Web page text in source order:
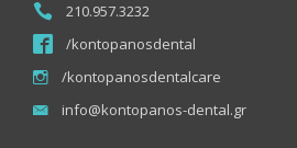
210.957.3232
/kontopanosdental
/kontopanosdentalcare
info@kontopanos-dental.gr